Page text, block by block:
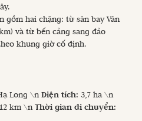
gồm hai chặng: từ sân bay Vân
và từ bến cảng sang đảo
khung giờ cố định.
Long \nDiện tích: 3,7 ha \n
km \nThời gian di chuyển: